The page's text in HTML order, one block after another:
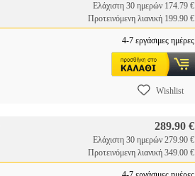
Ελάχιστη 30 ημερών 174.79 €
Προτεινόμενη λιανική 199.90 €
4-7 εργάσιμες ημέρες
Wishlist
289.90 €
Ελάχιστη 30 ημερών 279.90 €
Προτεινόμενη λιανική 349.00 €